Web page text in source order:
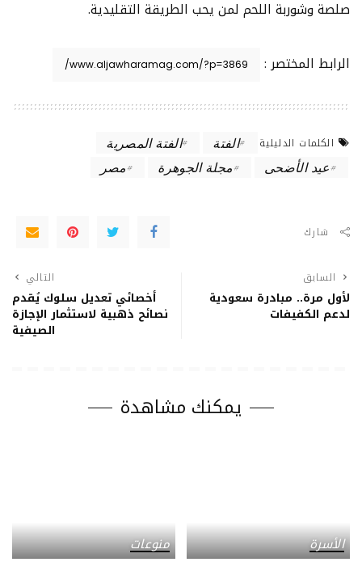
صلصة وشوربة اللحم لمن يحب الطريقة التقليدية.
الرابط المختصر :
الكلمات الدليلية الفتة
الفتة المصرية
عيد الأضحى
مجلة الجوهرة مصر
شارك
السابق
لأول مرة.. مبادرة سعودية
لدعم الكفيفات
التالي
أخصائي تعديل سلوك يُقدم
نصائح ذهبية لاستثمار الإجازة
الصيفية
يمكنك مشاهدة
الأسرة
منوعات